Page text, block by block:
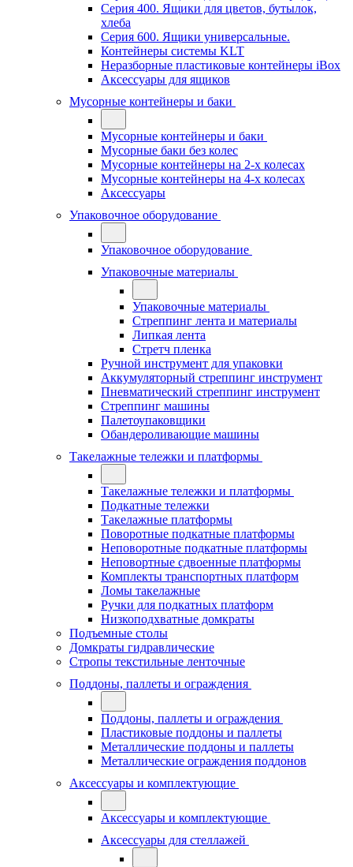
Серия 400. Ящики для цветов, бутылок,
хлеба
Серия 600. Ящики универсальные.
Контейнеры системы KLT
Неразборные пластиковые контейнеры iBox
Аксессуары для ящиков
Мусорные контейнеры и баки
Мусорные контейнеры и баки
Мусорные баки без колес
Мусорные контейнеры на 2-х колесах
Мусорные контейнеры на 4-х колесах
Аксессуары
Упаковочное оборудование
Упаковочное оборудование
Упаковочные материалы
Упаковочные материалы
Стреппинг лента и материалы
Липкая лента
Стретч пленка
Ручной инструмент для упаковки
Аккумуляторный стреппинг инструмент
Пневматический стреппинг инструмент
Стреппинг машины
Палетоупаковщики
Обандероливающие машины
Такелажные тележки и платформы
Такелажные тележки и платформы
Подкатные тележки
Такелажные платформы
Поворотные подкатные платформы
Неповоротные подкатные платформы
Неповортные сдвоенные платформы
Комплекты транспортных платформ
Ломы такелажные
Ручки для подкатных платформ
Низкоподхватные домкраты
Подъемные столы
Домкраты гидравлические
Стропы текстильные ленточные
Поддоны, паллеты и ограждения
Поддоны, паллеты и ограждения
Пластиковые поддоны и паллеты
Металлические поддоны и паллеты
Металлические ограждения поддонов
Аксессуары и комплектующие
Аксессуары и комплектующие
Аксессуары для стеллажей